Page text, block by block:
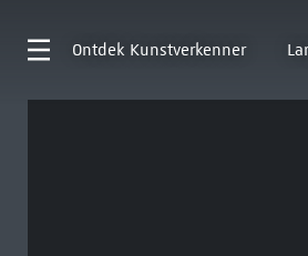
Ontdek Kunstverkenner